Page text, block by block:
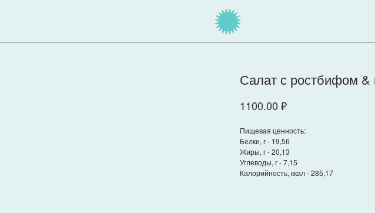
Салат с ростбифом &
1100.00 ₽
Пищевая ценность:
Белки, г - 19,56
Жиры, г - 20,13
Углеводы, г - 7,15
Калорийность, ккал - 285,17